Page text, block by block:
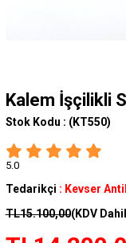
Kalem İşçilikli
Stok Kodu : (KT550)
5.0
Tedarikçi : Kevser
TL15.100,00(KDV